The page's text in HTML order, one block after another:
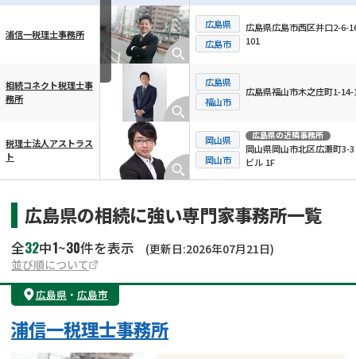
横スクロール可能
浦信一税理士事務所
広島県
広島市
広島県広島市西区井口2-6-
101
相続コネクト税理士事
務所
広島県
福山市
広島県福山市木之庄町1-14-
税理士法人アストラス
ト
岡山県
岡山市
広島県の近隣事務所
岡山県岡山市北区広瀬町3-
ビル 1F
広島県の相続に強い専門家事務所一覧
全32中1~30件を表示
(更新日:2026年07月21日)
並び順について
広島県 ・ 広島市
浦信一税理士事務所